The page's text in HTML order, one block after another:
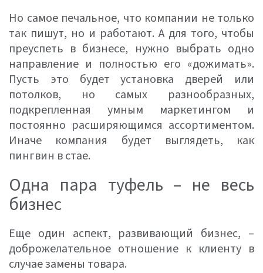
Но самое печальное, что компании не только
так пишут, но и работают. А для того, чтобы
преуспеть в бизнесе, нужно выбрать одно
направление и полностью его «дожимать».
Пусть это будет установка дверей или
потолков, но самых разнообразных,
подкрепленная умным маркетингом и
постоянно расширяющимся ассортиментом.
Иначе компания будет выглядеть, как
пингвин в стае.
Одна пара туфель – не весь
бизнес
Еще один аспект, развивающий бизнес, –
доброжелательное отношение к клиенту в
случае замены товара.